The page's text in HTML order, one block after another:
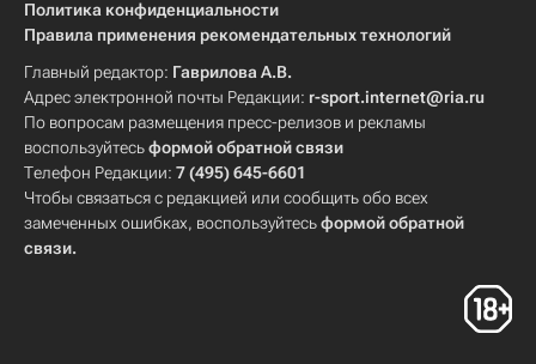
Политика конфиденциальности
Правила применения рекомендательных технологий
Главный редактор: Гаврилова А.В.
Адрес электронной почты Редакции: r-sport.internet@ria.ru
По вопросам размещения пресс-релизов и рекламы
воспользуйтесьформой обратной связи
Телефон Редакции: 7 (495) 645-6601
Чтобы связаться с редакцией или сообщить обо всех
замеченных ошибках, воспользуйтесьформой обратной
связи.